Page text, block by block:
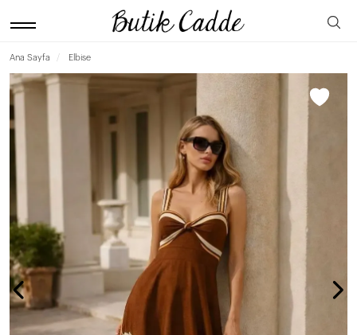
Ana Sayfa Elbise